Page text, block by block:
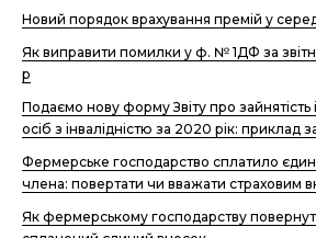
Новий порядок врахування премій у
Як виправити помилки у ф. № 1ДФ за
р
Подаємо нову форму Звіту про
осіб з інвалідністю за 2020 рік: приклад
Фермерське господарство сплатило
члена: повертати чи вважати страховим
Як фермерському господарству